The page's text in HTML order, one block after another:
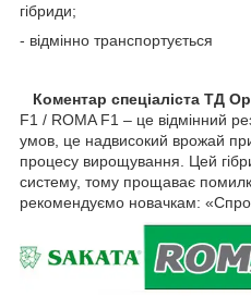
гібриди;
- відмінно транспортується
Коментар спеціаліста ТД
F1 / ROMA F1 – це відмінний
умов, це надвисокий врожай
процесу вирощування. Цей
систему, тому прощаває
рекомендуємо новачкам: